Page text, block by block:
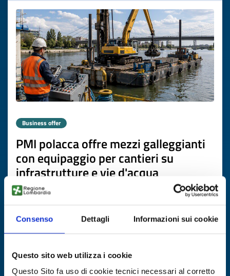
Consenso Dettagli Informazioni sui cookie
Questo sito web utilizza i cookie
Questo Sito fa uso di cookie tecnici necessari al corretto
Business offer
PMI polacca offre mezzi galleggianti
con equipaggio per cantieri su
infrastrutture e vie d'acqua
ID: BOPL20260616012
DISCOVER MORE →
Expires on 09 marzo 2027